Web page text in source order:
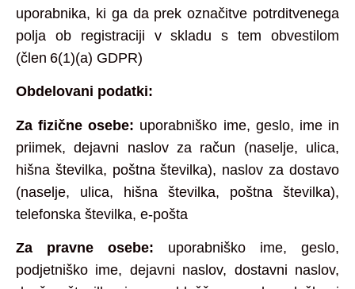
uporabnika, ki ga da prek označitve potrditvenega
polja ob registraciji v skladu s tem obvestilom
(člen 6(1)(a) GDPR)
Obdelovani podatki:
Za fizične osebe: uporabniško ime, geslo, ime in
priimek, dejavni naslov za račun (naselje, ulica,
hišna številka, poštna številka), naslov za dostavo
(naselje, ulica, hišna številka, poštna številka),
telefonska številka, e‑pošta
Za pravne osebe: uporabniško ime, geslo,
podjetniško ime, dejavni naslov, dostavni naslov,